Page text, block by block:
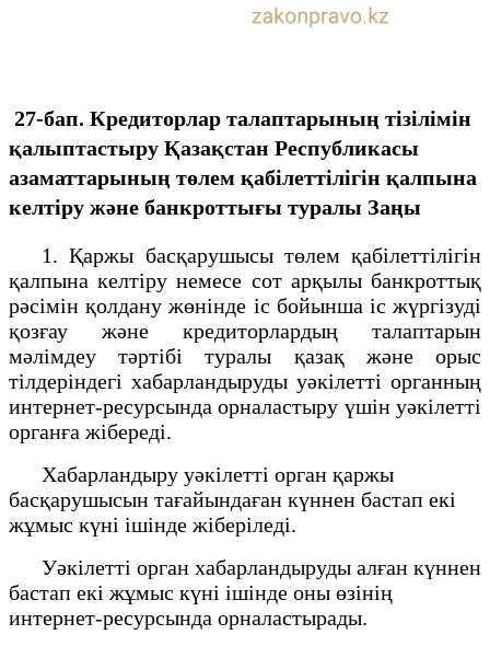
27-бап. Кредиторлар талаптарының тізілімін
қалыптастыру Қазақстан Республикасы
азаматтарының төлем қабілеттілігін қалпына
келтіру және банкроттығы туралы Заңы
1. Қаржы басқарушысы төлем қабілеттілігін
қалпына келтіру немесе сот арқылы банкроттық
рәсімін қолдану жөнінде іс бойынша іс жүргізуді
қозғау және кредиторлардың талаптарын
мәлімдеу тәртібі туралы қазақ және орыс
тілдеріндегі хабарландыруды уәкілетті органның
интернет-ресурсында орналастыру үшін уәкілетті
органға жібереді.
Хабарландыру уәкілетті орган қаржы
басқарушысын тағайындаған күннен бастап екі
жұмыс күні ішінде жіберіледі.
Уәкілетті орган хабарландыруды алған күннен
бастап екі жұмыс күні ішінде оны өзінің
интернет-ресурсында орналастырады.